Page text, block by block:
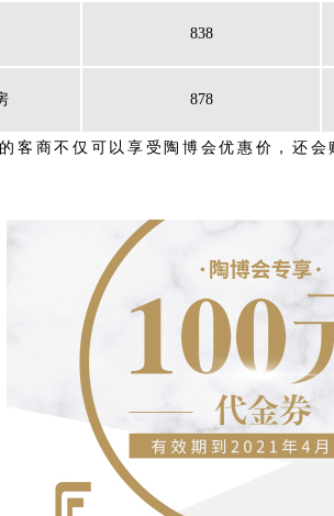
838
878
客商不仅可以享受陶博会优惠价，还